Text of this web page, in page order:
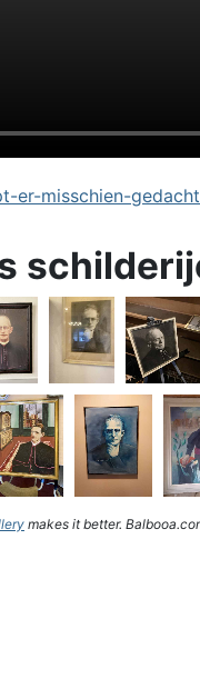
misschien-
makes it better.